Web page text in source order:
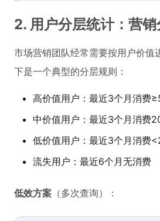
2. 用户分层统计：营
市场营销团队经常需要按用户价值
下是一个典型的分层规则：
高价值用户：最近3个月消费
中价值用户：最近3个月消费
低价值用户：最近3个月消费
流失用户：最近6个月无消费
低效方案 （多次查询）：